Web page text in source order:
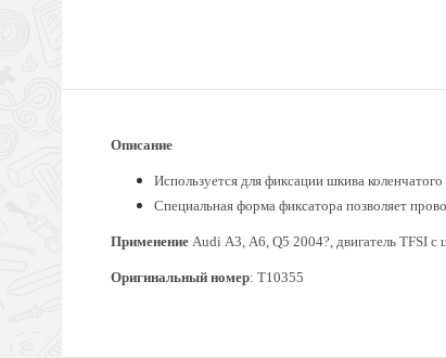
Описание
Используется для фиксации шкива
Специальная форма фиксатора позволяет
Применение Audi А3, А6, Q5 2004?, двигатель TFSI
Оригинальный номер: Т10355